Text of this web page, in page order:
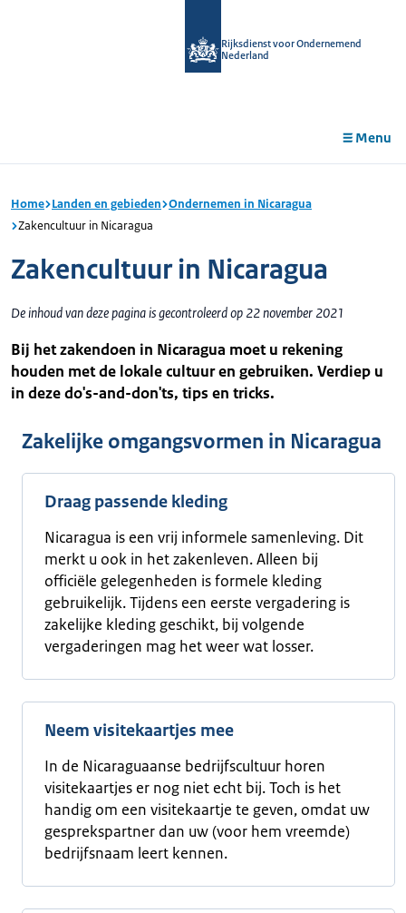
Rijksdienst voor Ondernemend
Nederland
Menu
Home Landen en gebieden Ondernemen in Nicaragua
Zakencultuur in Nicaragua
Zakencultuur in Nicaragua
De inhoud van deze pagina is gecontroleerd op 22 november 2021
Bij het zakendoen in Nicaragua moet u rekening
houden met de lokale cultuur en gebruiken. Verdiep u
in deze do's-and-don'ts, tips en tricks.
Zakelijke omgangsvormen in Nicaragua
Draag passende kleding
Nicaragua is een vrij informele samenleving. Dit
merkt u ook in het zakenleven. Alleen bij
officiële gelegenheden is formele kleding
gebruikelijk. Tijdens een eerste vergadering is
zakelijke kleding geschikt, bij volgende
vergaderingen mag het weer wat losser.
Neem visitekaartjes mee
In de Nicaraguaanse bedrijfscultuur horen
visitekaartjes er nog niet echt bij. Toch is het
handig om een visitekaartje te geven, omdat uw
gesprekspartner dan uw (voor hem vreemde)
bedrijfsnaam leert kennen.